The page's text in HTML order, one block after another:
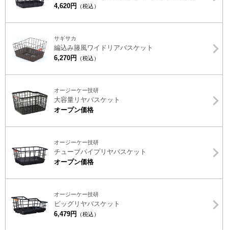
4,620円
（税込）
サギサカ
編込み籐風ワイドリアバスケット
6,270円
（税込）
オージーケー技研
大容量リヤバスケット
オープン価格
オージーケー技研
チューブパイプリヤバスケット
オープン価格
オージーケー技研
ビッグリヤバスケット
6,479円
（税込）